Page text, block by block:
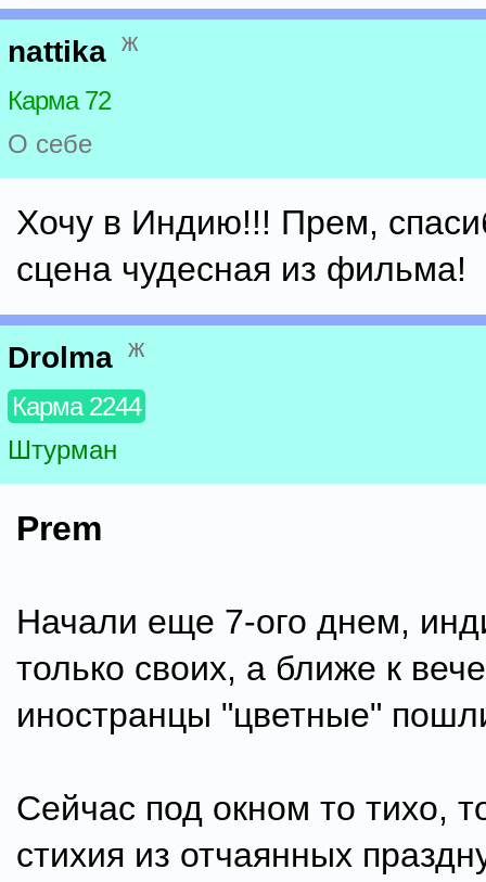
nattika ж
Карма 72
О себе
Хочу в Индию!!! Прем,
сцена чудесная из фильма!
Drolma ж
Карма 2244
Штурман
Prem
Начали еще 7-ого днем,
только своих, а ближе к
иностранцы "цветные"
Сейчас под окном то тихо,
стихия из отчаянных